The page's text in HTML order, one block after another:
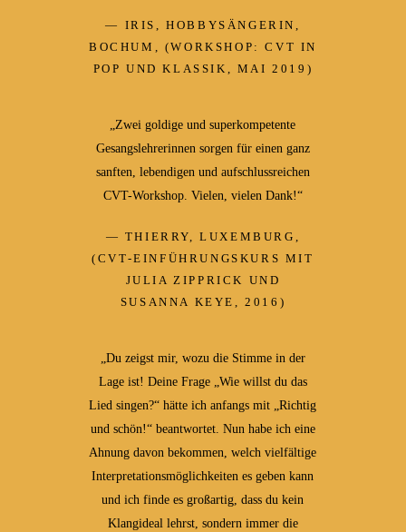
IRIS, HOBBYSÄNGERIN,
BOCHUM, (WORKSHOP: CVT IN
POP UND KLASSIK, MAI 2019)
„Zwei goldige und superkompetente
Gesangslehrerinnen sorgen für einen ganz
sanften, lebendigen und aufschlussreichen
CVT-Workshop. Vielen, vielen Dank!“
THIERRY, LUXEMBURG,
(CVT-EINFÜHRUNGSKURS MIT
JULIA ZIPPRICK UND
SUSANNA KEYE, 2016)
„Du zeigst mir, wozu die Stimme in der
Lage ist! Deine Frage „Wie willst du das
Lied singen?“ hätte ich anfangs mit „Richtig
und schön!“ beantwortet. Nun habe ich eine
Ahnung davon bekommen, welch vielfältige
Interpretationsmöglichkeiten es geben kann
und ich finde es großartig, dass du kein
Klangideal lehrst, sondern immer die